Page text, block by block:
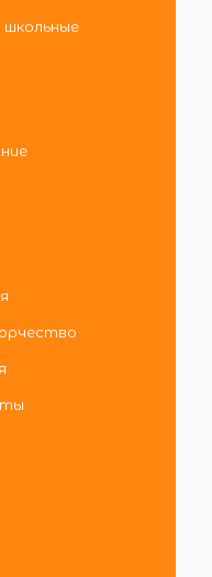
школьные